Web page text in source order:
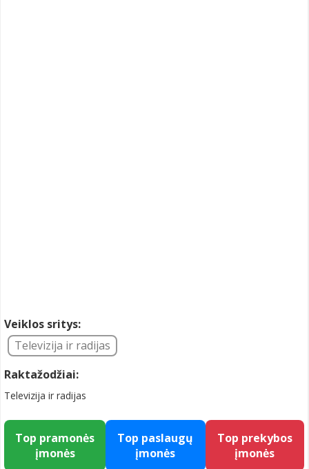
Veiklos sritys:
Televizija ir radijas
Raktažodžiai:
Televizija ir radijas
Top pramonės
įmonės
Top paslaugų
įmonės
Top prekybos
įmonės